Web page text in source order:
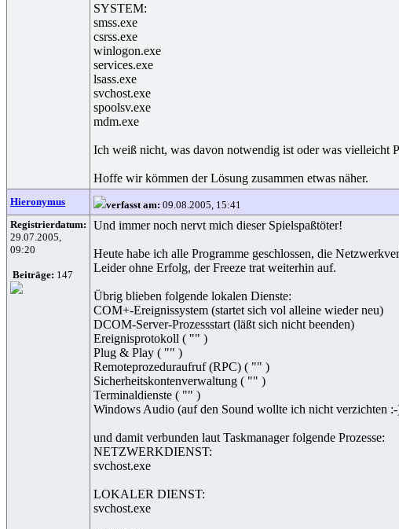
SYSTEM:
smss.exe
csrss.exe
winlogon.exe
services.exe
lsass.exe
svchost.exe
spoolsv.exe
mdm.exe
Ich weiß nicht, was davon notwendig ist oder was vielleicht
Hoffe wir kömmen der Lösung zusammen etwas näher.
Hieronymus verfasst am: 09.08.2005, 15:41
Registrierdatum:
29.07.2005,
09:20
Beiträge: 147
Und immer noch nervt mich dieser Spielspaßtöter!
Heute habe ich alle Programme geschlossen, die
Leider ohne Erfolg, der Freeze trat weiterhin auf.
Übrig blieben folgende lokalen Dienste:
COM+-Ereignissystem (startet sich vol alleine wieder neu)
DCOM-Server-Prozessstart (läßt sich nicht beenden)
Ereignisprotokoll ( "" )
Plug & Play ( "" )
Remoteprozeduraufruf (RPC) ( "" )
Sicherheitskontenverwaltung ( "" )
Terminaldienste ( "" )
Windows Audio (auf den Sound wollte ich nicht verzichten
und damit verbunden laut Taskmanager folgende Prozesse:
NETZWERKDIENST:
svchost.exe
LOKALER DIENST:
svchost.exe